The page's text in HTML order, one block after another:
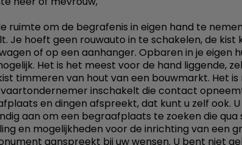
ruimte om de begrafenis in eigen hand te
Je hoeft geen rouwauto in te schakelen, de kist
of op een aanhanger. Opbaren in je eigen
Het is het meest voor de hand liggende,
timmeren van hout van een bouwmarkt. Het is
inschakelt die contact
en dingen afspreekt, dat kunt u zelf ook.
aan om een begraafplaats te zoeken die qua
en mogelijkheden voor de inrichting van een
aanspreekt bij uw wensen. U bent niet